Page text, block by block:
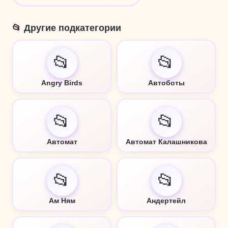
📂 Другие подкатегории
📂
Angry Birds
📂
Автоботы
📂
Автомат
📂
Автомат Калашникова
📂
Ам Ням
📂
Андертейл